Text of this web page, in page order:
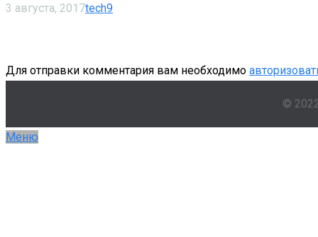
3 августа, 2017tech9
Для отправки комментария вам необходимо
©
Меню